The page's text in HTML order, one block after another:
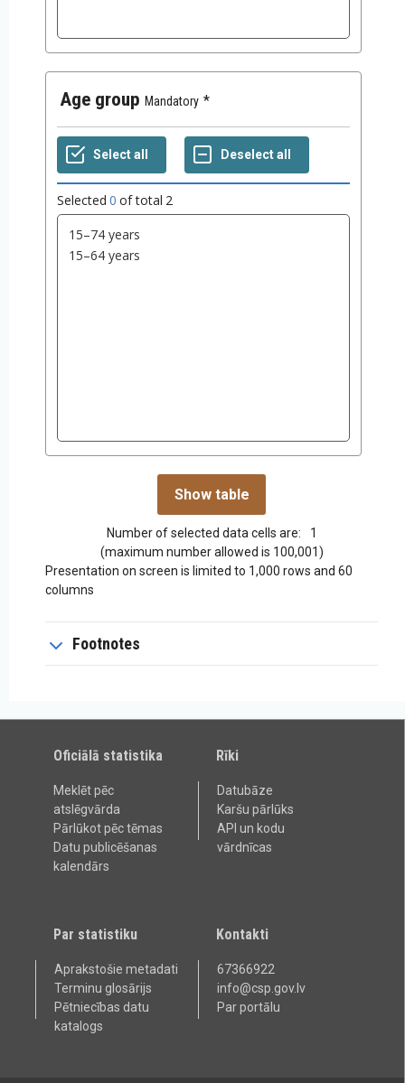
Age group Mandatory
Selected 0 of total 2
Number of selected data cells are:
1
(maximum number allowed is 100,001)
Presentation on screen is limited to 1,000 rows and 60
columns
Footnotes
Oficiālā statistika
Meklēt pēc
atslēgvārda
Pārlūkot pēc tēmas
Datu publicēšanas
kalendārs
Rīki
Datubāze
Karšu pārlūks
API un kodu
vārdnīcas
Par statistiku
Aprakstošie metadati
Terminu glosārijs
Pētniecības datu
katalogs
Kontakti
67366922
info@csp.gov.lv
Par portālu